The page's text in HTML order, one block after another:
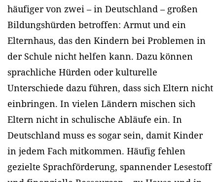
häufiger von zwei – in Deutschland – großen
Bildungshürden betroffen: Armut und ein
Elternhaus, das den Kindern bei Problemen in
der Schule nicht helfen kann. Dazu können
sprachliche Hürden oder kulturelle
Unterschiede dazu führen, dass sich Eltern nicht
einbringen. In vielen Ländern mischen sich
Eltern nicht in schulische Abläufe ein. In
Deutschland muss es sogar sein, damit Kinder
in jedem Fach mitkommen. Häufig fehlen
gezielte Sprachförderung, spannender Lesestoff